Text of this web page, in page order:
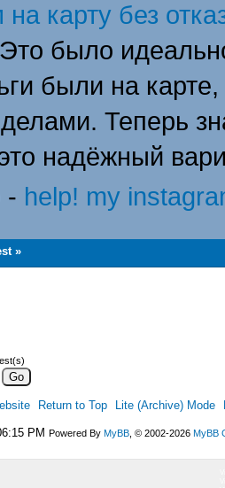
карту без
было
были на
Теперь
надёжный
- help! my
»
Return to Top Lite (Archive) Mode
PM Powered By MyBB , © 2002-2026 MyBB